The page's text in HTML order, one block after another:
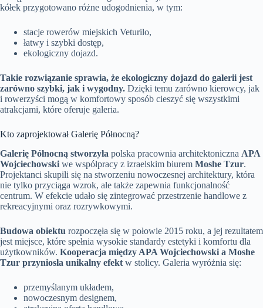
kółek przygotowano różne udogodnienia, w tym:
stacje rowerów miejskich Veturilo,
łatwy i szybki dostęp,
ekologiczny dojazd.
Takie rozwiązanie sprawia, że ekologiczny dojazd do galerii jest
zarówno szybki, jak i wygodny. Dzięki temu zarówno kierowcy, jak
i rowerzyści mogą w komfortowy sposób cieszyć się wszystkimi
atrakcjami, które oferuje galeria.
Kto zaprojektował Galerię Północną?
Galerię Północną stworzyła polska pracownia architektoniczna APA
Wojciechowski we współpracy z izraelskim biurem Moshe Tzur.
Projektanci skupili się na stworzeniu nowoczesnej architektury, która
nie tylko przyciąga wzrok, ale także zapewnia funkcjonalność
centrum. W efekcie udało się zintegrować przestrzenie handlowe z
rekreacyjnymi oraz rozrywkowymi.
Budowa obiektu rozpoczęła się w połowie 2015 roku, a jej rezultatem
jest miejsce, które spełnia wysokie standardy estetyki i komfortu dla
użytkowników. Kooperacja między APA Wojciechowski a Moshe
Tzur przyniosła unikalny efekt w stolicy. Galeria wyróżnia się:
przemyślanym układem,
nowoczesnym designem,